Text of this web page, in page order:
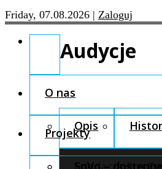
Friday, 07.08.2026 | Zaloguj
O nas
Opis
Fundacja Pro
Projekty
SoVo –
Audycje